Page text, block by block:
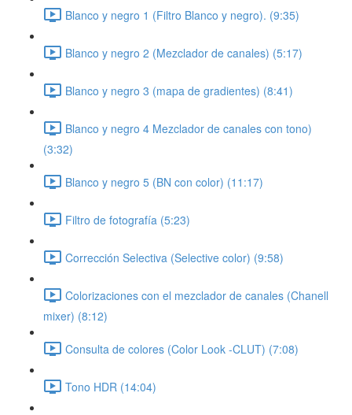
Blanco y negro 1 (Filtro Blanco y negro). (9:35)
Blanco y negro 2 (Mezclador de canales) (5:17)
Blanco y negro 3 (mapa de gradientes) (8:41)
Blanco y negro 4 Mezclador de canales con tono)
(3:32)
Blanco y negro 5 (BN con color) (11:17)
Filtro de fotografía (5:23)
Corrección Selectiva (Selective color) (9:58)
Colorizaciones con el mezclador de canales (Chanell
mixer) (8:12)
Consulta de colores (Color Look -CLUT) (7:08)
Tono HDR (14:04)